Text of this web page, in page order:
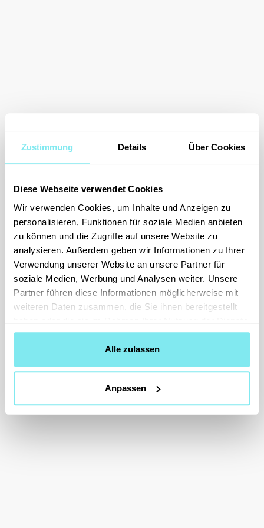
Zustimmung Details Über Cookies
Diese Webseite verwendet Cookies
Wir verwenden Cookies, um Inhalte und Anzeigen zu
personalisieren, Funktionen für soziale Medien anbieten
zu können und die Zugriffe auf unsere Website zu
analysieren. Außerdem geben wir Informationen zu Ihrer
Verwendung unserer Website an unsere Partner für
soziale Medien, Werbung und Analysen weiter. Unsere
Partner führen diese Informationen möglicherweise mit
weiteren Daten zusammen, die Sie ihnen bereitgestellt
gesammelt haben.
Alle zulassen
Anpassen